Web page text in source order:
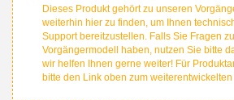
Dieses Produkt gehört zu unseren
weiterhin hier zu finden, um Ihnen
Support bereitzustellen. Falls Sie Fragen
Vorgängermodell haben, nutzen Sie bitte
wir helfen Ihnen gerne weiter! Für
bitte den Link oben zum